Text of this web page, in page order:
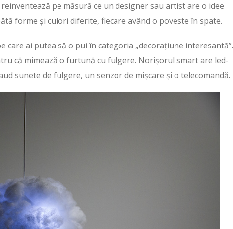
pe măsură ce un designer sau artist are o idee
forme și culori diferite, fiecare având o poveste în spate.
care ai putea să o pui în categoria „decorațiune interesantă”.
că mimează o furtună cu fulgere. Norișorul smart are led-
sunete de fulgere, un senzor de mișcare și o telecomandă.